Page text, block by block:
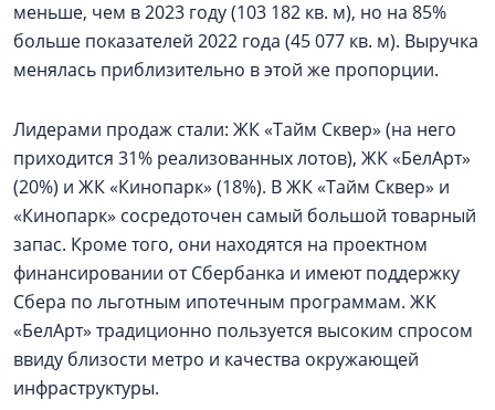
меньше, чем в 2023 году (103 182 кв. м), но на 85%
больше показателей 2022 года (45 077 кв. м). Выручка
менялась приблизительно в этой же пропорции.
Лидерами продаж стали: ЖК «Тайм Сквер» (на него
приходится 31% реализованных лотов), ЖК «БелАрт»
(20%) и ЖК «Кинопарк» (18%). В ЖК «Тайм Сквер» и
«Кинопарк» сосредоточен самый большой товарный
запас. Кроме того, они находятся на проектном
финансировании от Сбербанка и имеют поддержку
Сбера по льготным ипотечным программам. ЖК
«БелАрт» традиционно пользуется высоким спросом
ввиду близости метро и качества окружающей
инфраструктуры.